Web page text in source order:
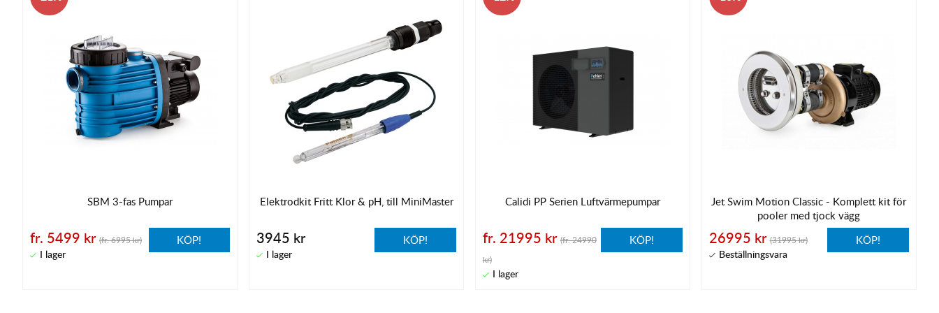
SBM 3-fas Pumpar
fr. 5499 kr (fr. 6995 kr) KÖP!
Elektrodkit Fritt Klor & pH, till MiniMaster
3945 kr KÖP!
Calidi PP Serien Luftvärmepumpar
fr. 21995 kr (fr. 24990
kr)
KÖP!
Jet Swim Motion Classic - Komplett kit för
pooler med tjock vägg
26995 kr (31995 kr) KÖP!